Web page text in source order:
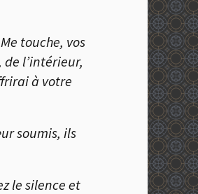
touche, vos
l’intérieur,
à votre
soumis, ils
le silence et